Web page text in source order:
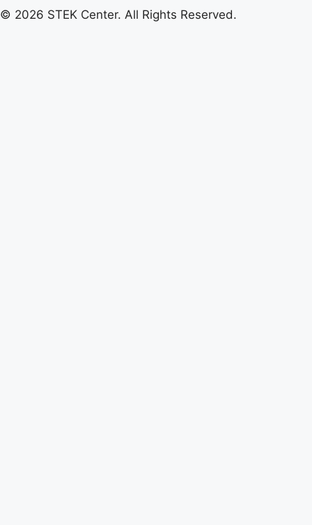
© 2026 STEK Center. All Rights Reserved.